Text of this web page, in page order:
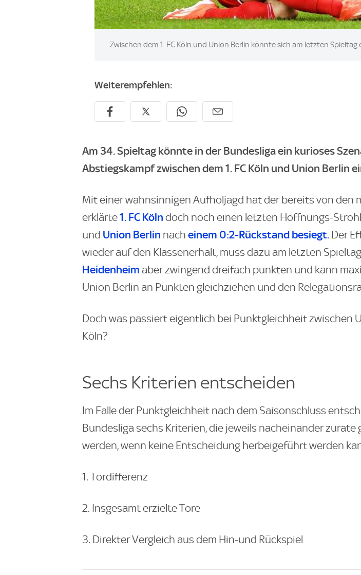
Image:
Zwischen dem 1. FC Köln und Union Berlin könnte sich am letzten
Weiterempfehlen:
Am 34. Spieltag könnte in der Bundesliga ein kurioses
Abstiegskampf zwischen dem 1. FC Köln und Union Berlin
Mit einer wahnsinnigen Aufholjagd hat der bereits von den
erklärte1. FC Köln doch noch einen letzten Hoffnungs-
und Union Berlin nach einem 0:2-Rückstand besiegt. Der
wieder auf den Klassenerhalt, muss dazu am letzten
Heidenheim aber zwingend dreifach punkten und kann
Union Berlin an Punkten gleichziehen und den
Doch was passiert eigentlich bei Punktgleichheit zwischen
Köln?
Sechs Kriterien entscheiden
Im Falle der Punktgleichheit nach dem Saisonschluss
Bundesliga sechs Kriterien, die jeweils nacheinander zurate
werden, wenn keine Entscheidung herbeigeführt werden
1. Tordifferenz
2. Insgesamt erzielte Tore
3. Direkter Vergleich aus dem Hin-und Rückspiel